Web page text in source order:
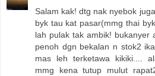
Salam kak! dtg nak nyebok
byk tau kat pasar(mmg thai
lah pulak tak ambik! bukanyer
penoh dgn bekalan n stok2
mas leh terketawa kikiki....
mmg kena tutup mulut